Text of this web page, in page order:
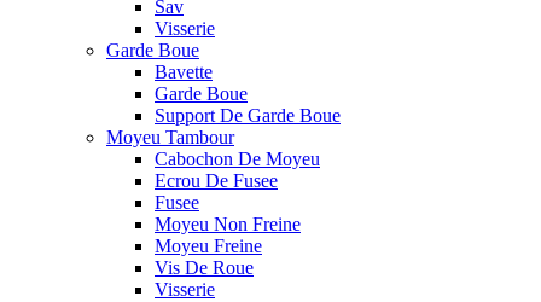
Sav
Visserie
Garde Boue
Bavette
Garde Boue
Support De Garde Boue
Moyeu Tambour
Cabochon De Moyeu
Ecrou De Fusee
Fusee
Moyeu Non Freine
Moyeu Freine
Vis De Roue
Visserie